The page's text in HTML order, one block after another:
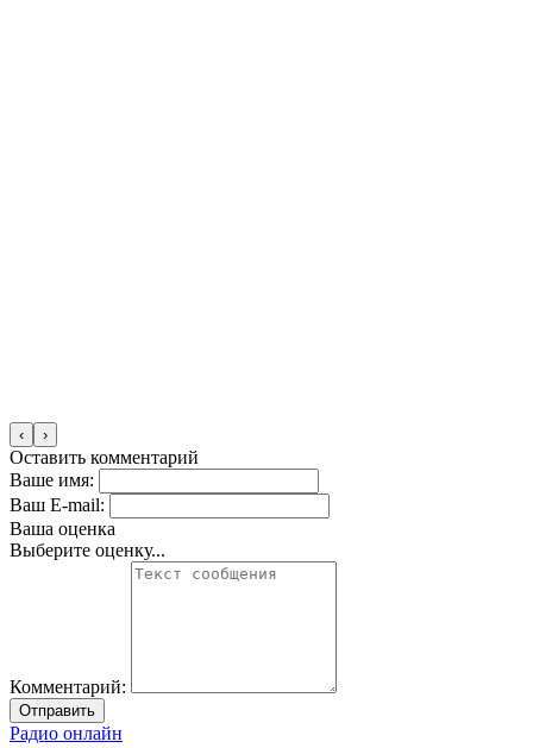
‹ ›
Оставить комментарий
Ваше имя:
Ваш E-mail:
Ваша оценка
Выберите оценку...
Комментарий:
Отправить
Радио онлайн